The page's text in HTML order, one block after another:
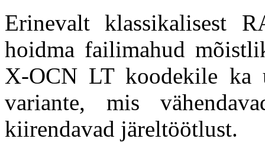
Erinevalt klassikalisest
hoidma failimahud
X-OCN LT koodekile
variante, mis
kiirendavad järeltöötlust.